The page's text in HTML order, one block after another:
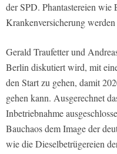
der SPD. Phantastereien
Krankenversicherung
Gerald Traufetter und
Berlin diskutiert wird, mit
den Start zu gehen, damit
gehen kann. Ausgerechnet
Inbetriebnahme
Bauchaos dem Image der
wie die Dieselbetrügereien